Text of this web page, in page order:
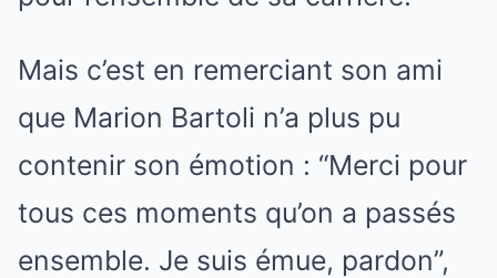
Mais c’est en remerciant son ami
que Marion Bartoli n’a plus pu
contenir son émotion : “Merci pour
tous ces moments qu’on a passés
ensemble. Je suis émue, pardon”,